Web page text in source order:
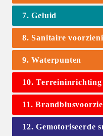
7. Geluid
8. Sanitaire
9. Waterpunten
10. Terreininrichting
11.
12. Gemotoriseerde